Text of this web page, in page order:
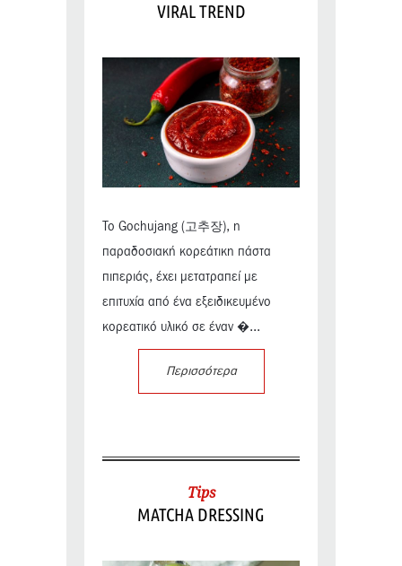
VIRAL TREND
Το Gochujang (고추장), η
παραδοσιακή κορεάτικη πάστα
πιπεριάς, έχει μετατραπεί με
επιτυχία από ένα εξειδικευμένο
κορεατικό υλικό σε έναν �...
Περισσότερα
Tips
MATCHA DRESSING